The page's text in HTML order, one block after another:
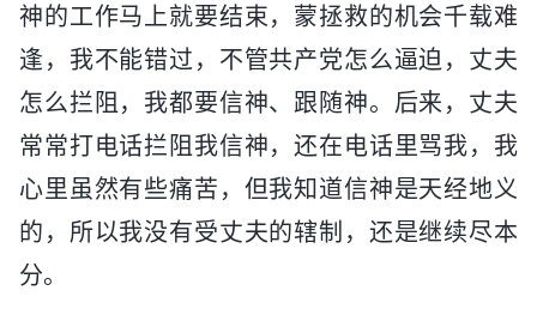
神的工作马上就要结束，蒙拯救的机会千载难
逢，我不能错过，不管共产党怎么逼迫，丈夫
怎么拦阻，我都要信神、跟随神。后来，丈夫
常常打电话拦阻我信神，还在电话里骂我，我
心里虽然有些痛苦，但我知道信神是天经地义
的，所以我没有受丈夫的辖制，还是继续尽本
分。